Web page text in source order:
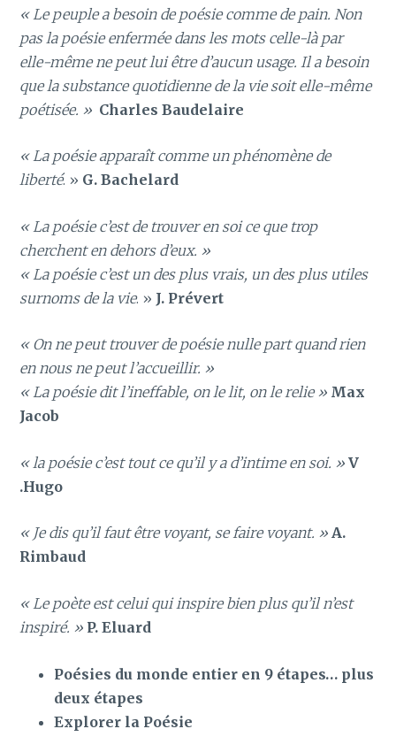
« Le peuple a besoin de poésie comme de pain. Non
pas la poésie enfermée dans les mots celle-là par
elle-même ne peut lui être d’aucun usage. Il a besoin
que la substance quotidienne de la vie soit elle-même
poétisée. » Charles Baudelaire
« La poésie apparaît comme un phénomène de
liberté. » G. Bachelard
« La poésie c’est de trouver en soi ce que trop
cherchent en dehors d’eux. »
« La poésie c’est un des plus vrais, un des plus utiles
surnoms de la vie. » J. Prévert
« On ne peut trouver de poésie nulle part quand rien
en nous ne peut l’accueillir. »
« La poésie dit l’ineffable, on le lit, on le relie » Max
Jacob
« la poésie c’est tout ce qu’il y a d’intime en soi. »V
.Hugo
« Je dis qu’il faut être voyant, se faire voyant. »A.
Rimbaud
« Le poète est celui qui inspire bien plus qu’il n’est
inspiré. » P. Eluard
Poésies du monde entier en 9 étapes… plus
deux étapes
Explorer la Poésie